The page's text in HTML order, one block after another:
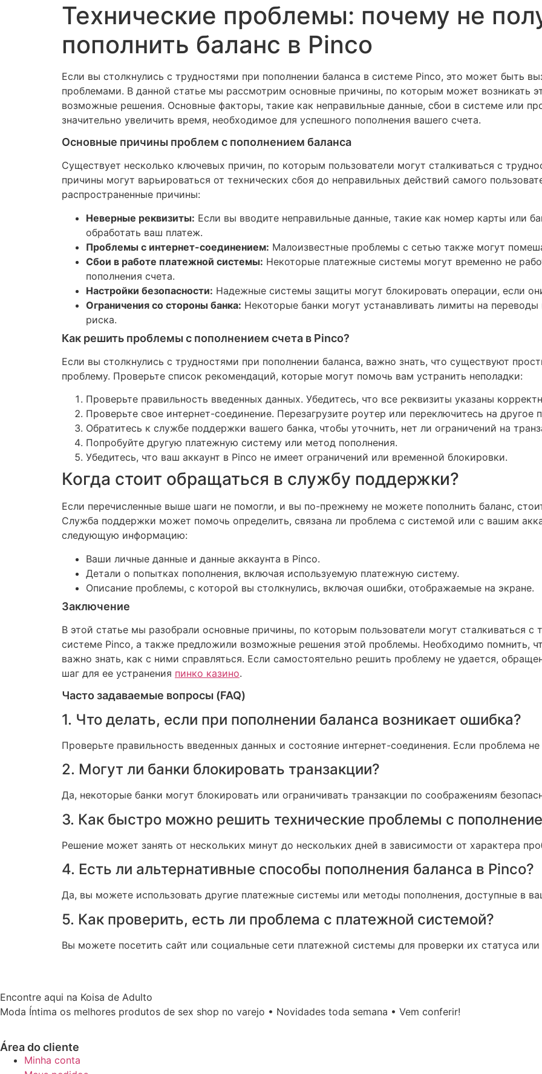
Технические проблемы: почему не
пополнить баланс в Pinco
Если вы столкнулись с трудностями при пополнении баланса в системе Pinco, это может быть
проблемами. В данной статье мы рассмотрим основные причины, по которым может возникать
возможные решения. Основные факторы, такие как неправильные данные, сбои в системе или
значительно увеличить время, необходимое для успешного пополнения вашего счета.
Основные причины проблем с пополнением баланса
Существует несколько ключевых причин, по которым пользователи могут сталкиваться с
причины могут варьироваться от технических сбоя до неправильных действий самого
распространенные причины:
Неверные реквизиты: Если вы вводите неправильные данные, такие как номер карты или
обработать ваш платеж.
Проблемы с интернет-соединением: Малоизвестные проблемы с сетью также могут
Сбои в работе платежной системы: Некоторые платежные системы могут временно не
пополнения счета.
Настройки безопасности: Надежные системы защиты могут блокировать операции, если
Ограничения со стороны банка: Некоторые банки могут устанавливать лимиты на
риска.
Как решить проблемы с пополнением счета в Pinco?
Если вы столкнулись с трудностями при пополнении баланса, важно знать, что существуют
проблему. Проверьте список рекомендаций, которые могут помочь вам устранить неполадки:
Проверьте правильность введенных данных. Убедитесь, что все реквизиты указаны
Проверьте свое интернет-соединение. Перезагрузите роутер или переключитесь на другое
Обратитесь к службе поддержки вашего банка, чтобы уточнить, нет ли ограничений на
Попробуйте другую платежную систему или метод пополнения.
Убедитесь, что ваш аккаунт в Pinco не имеет ограничений или временной блокировки.
Когда стоит обращаться в службу поддержки?
Если перечисленные выше шаги не помогли, и вы по-прежнему не можете пополнить баланс,
Служба поддержки может помочь определить, связана ли проблема с системой или с вашим
следующую информацию:
Ваши личные данные и данные аккаунта в Pinco.
Детали о попытках пополнения, включая используемую платежную систему.
Описание проблемы, с которой вы столкнулись, включая ошибки, отображаемые на экране.
Заключение
В этой статье мы разобрали основные причины, по которым пользователи могут сталкиваться с
системе Pinco, а также предложили возможные решения этой проблемы. Необходимо помнить,
важно знать, как с ними справляться. Если самостоятельно решить проблему не удается,
шаг для ее устранения пинко казино.
Часто задаваемые вопросы (FAQ)
1. Что делать, если при пополнении баланса возникает ошибка?
Проверьте правильность введенных данных и состояние интернет-соединения. Если проблема
2. Могут ли банки блокировать транзакции?
Да, некоторые банки могут блокировать или ограничивать транзакции по соображениям
3. Как быстро можно решить технические проблемы с
Решение может занять от нескольких минут до нескольких дней в зависимости от характера
4. Есть ли альтернативные способы пополнения баланса в Pinco?
Да, вы можете использовать другие платежные системы или методы пополнения, доступные в
5. Как проверить, есть ли проблема с платежной системой?
Вы можете посетить сайт или социальные сети платежной системы для проверки их статуса
Encontre aqui na Koisa de Adulto
Moda Íntima os melhores produtos de sex shop no varejo • Novidades toda semana • Vem conferir!
Área do cliente
Minha conta